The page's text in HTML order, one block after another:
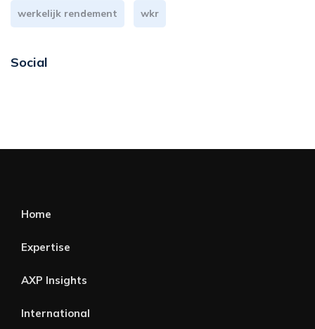
werkelijk rendement wkr
Social
Home
Expertise
AXP Insights
International